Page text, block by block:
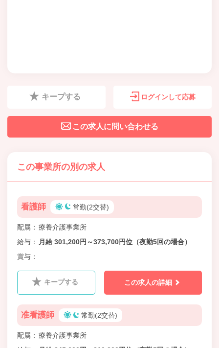
キープする ログインして応募
この求人に問い合わせる
この事業所の別の求人
看護師 常勤(2交替)
配属
療養介護事業所
給与
月給 301,200円～373,700円位（夜勤5回の場合）
賞与
キープする この求人の詳細
准看護師 常勤(2交替)
配属
療養介護事業所